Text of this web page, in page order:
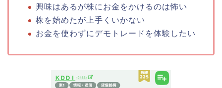
興味はあるが株にお金をかけるのは怖い
株を始めたが上手くいかない
お金を使わずにデモトレードを体験したい